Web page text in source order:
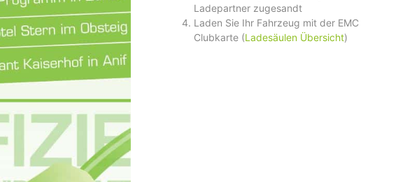
Ladepartner zugesandt
Laden Sie Ihr Fahrzeug mit der EMC
Clubkarte (Ladesäulen Übersicht)